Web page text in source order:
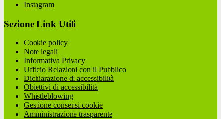
Instagram
Sezione Link Utili
Cookie policy
Note legali
Informativa Privacy
Ufficio Relazioni con il Pubblico
Dichiarazione di accessibilità
Obiettivi di accessibilità
Whistleblowing
Gestione consensi cookie
Amministrazione trasparente